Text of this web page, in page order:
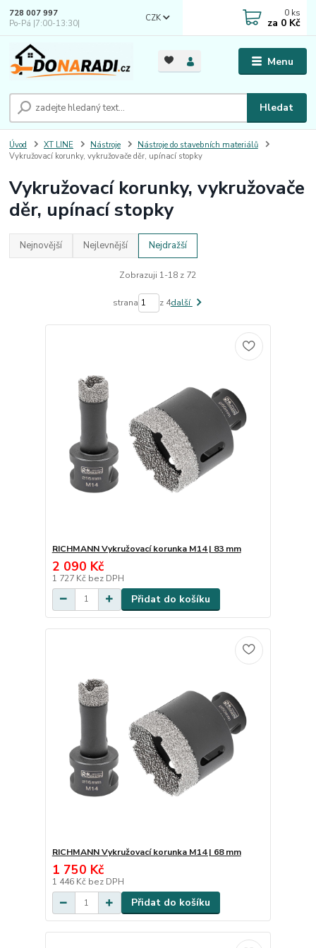
Menu
CZK
Hledat
728 007 997
Po-Pá |7:00-13:30|
0 ks
za 0 Kč
Úvod XT LINE Nástroje
Nástroje do stavebních materiálů
Vykružovací korunky, vykružovače děr, upínací stopky
Vykružovací korunky, vykružovače
děr, upínací stopky
Nejnovější Nejlevnější Nejdražší
Zobrazuji 1-18 z 72
strana z 4další
RICHMANN Vykružovací korunka M14 | 83 mm
2 090 Kč
1 727 Kč bez DPH
Přidat do košíku
RICHMANN Vykružovací korunka M14 | 68 mm
1 750 Kč
1 446 Kč bez DPH
Přidat do košíku